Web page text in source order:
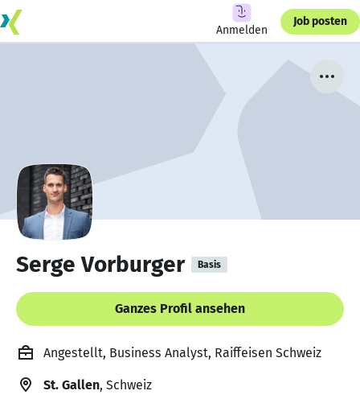
Anmelden
Job posten
Serge Vorburger Basis
Ganzes Profil ansehen
Angestellt, Business Analyst, Raiffeisen Schweiz
St. Gallen, Schweiz